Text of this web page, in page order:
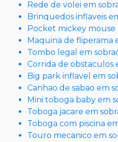
Rede de volei em
Brinquedos inflaveis
Pocket mickey
Maquina de fliperama
Tombo legal em
Corrida de obstaculos
Big park inflavel em
Canhao de sabao em
Mini toboga baby em
Toboga jacare em
Toboga com piscina
Touro mecanico em